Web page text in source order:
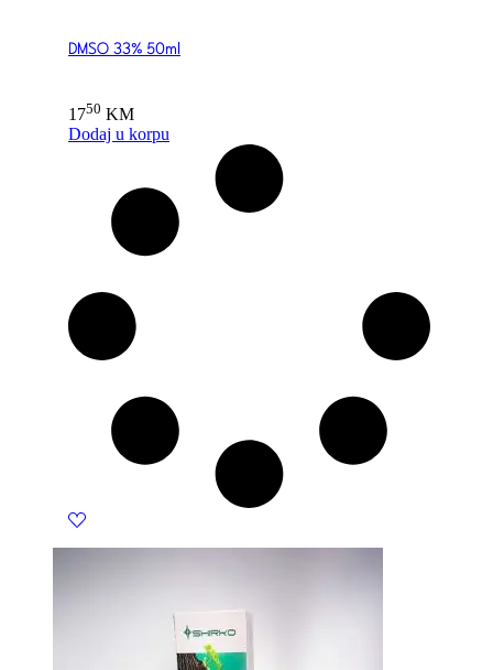
DMSO 33% 50ml
1750 KM
Dodaj u korpu